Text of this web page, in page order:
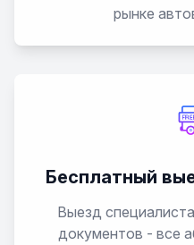
рынке
Бесплатный
Выезд
документов - все